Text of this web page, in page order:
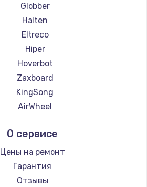
Globber
Halten
Eltreco
Hiper
Hoverbot
Zaxboard
KingSong
AirWheel
Hunter
Shorner
Joyor
Minimotors
О сервисе
Цены на ремонт
Гарантия
Отзывы